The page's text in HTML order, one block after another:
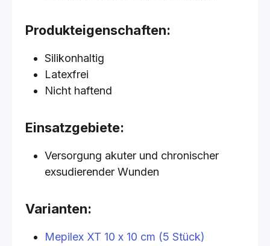
Produkteigenschaften:
Silikonhaltig
Latexfrei
Nicht haftend
Einsatzgebiete:
Versorgung akuter und chronischer
exsudierender Wunden
Varianten:
Mepilex XT 10 x 10 cm (5 Stück)